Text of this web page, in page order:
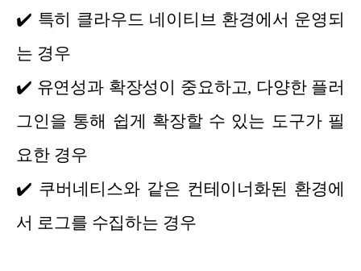
✔️ 특히 클라우드 네이티브 환경에서 운영되
는 경우
✔️ 유연성과 확장성이 중요하고, 다양한 플러
그인을 통해 쉽게 확장할 수 있는 도구가 필
요한 경우
✔️ 쿠버네티스와 같은 컨테이너화된 환경에
서 로그를 수집하는 경우